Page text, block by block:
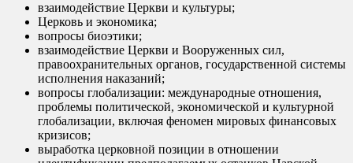
взаимодействие Церкви и культуры;
Церковь и экономика;
вопросы биоэтики;
взаимодействие Церкви и Вооруженных сил,
правоохранительных органов, государственной системы
исполнения наказаний;
вопросы глобализации: международные отношения,
проблемы политической, экономической и культурной
глобализации, включая феномен мировых финансовых
кризисов;
выработка церковной позиции в отношении